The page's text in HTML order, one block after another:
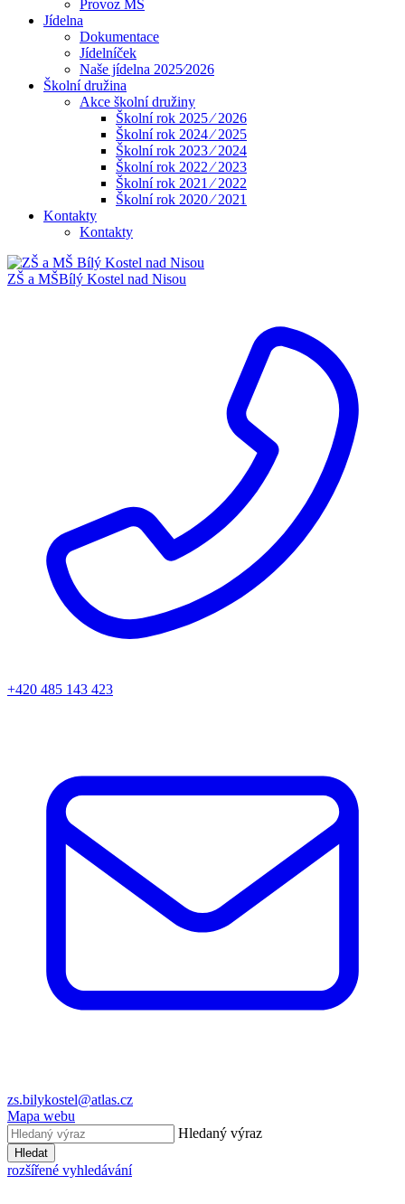
Provoz MŠ
Jídelna
Dokumentace
Jídelníček
Naše jídelna 2025⁄2026
Školní družina
Akce školní družiny
Školní rok 2025 ⁄ 2026
Školní rok 2024 ⁄ 2025
Školní rok 2023 ⁄ 2024
Školní rok 2022 ⁄ 2023
Školní rok 2021 ⁄ 2022
Školní rok 2020 ⁄ 2021
Kontakty
Kontakty
ZŠ a MŠBílý Kostel nad Nisou
+420 485 143 423
zs.bilykostel@atlas.cz
Mapa webu
Hledaný výraz
Hledat
rozšířené vyhledávání